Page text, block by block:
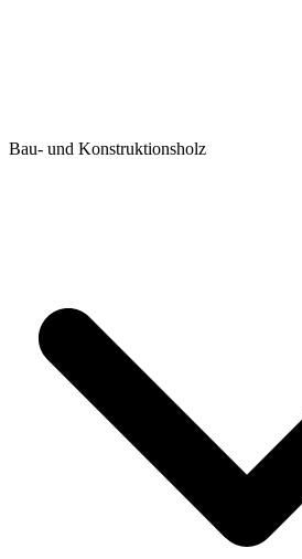
Bau- und Konstruktionsholz